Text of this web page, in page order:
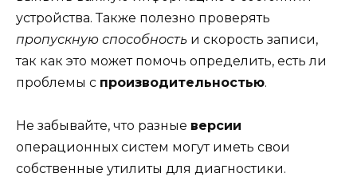
устройства. Также полезно проверять
пропускную способность и скорость записи,
так как это может помочь определить, есть ли
проблемы с производительностью.
Не забывайте, что разные версии
операционных систем могут иметь свои
собственные утилиты для диагностики.